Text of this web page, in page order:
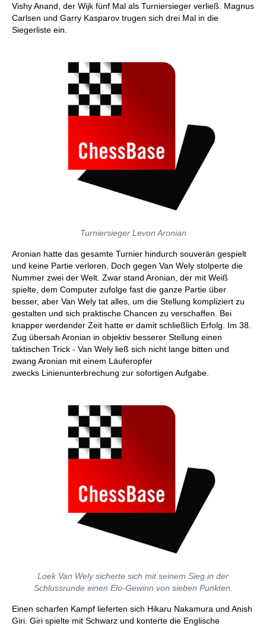
Vishy Anand, der Wijk fünf Mal als Turniersieger verließ. Magnus
Carlsen und Garry Kasparov trugen sich drei Mal in die
Siegerliste ein.
Turniersieger Levon Aronian
Aronian hatte das gesamte Turnier hindurch souverän gespielt
und keine Partie verloren. Doch gegen Van Wely stolperte die
Nummer zwei der Welt. Zwar stand Aronian, der mit Weiß
spielte, dem Computer zufolge fast die ganze Partie über
besser, aber Van Wely tat alles, um die Stellung kompliziert zu
gestalten und sich praktische Chancen zu verschaffen. Bei
knapper werdender Zeit hatte er damit schließlich Erfolg. Im 38.
Zug übersah Aronian in objektiv besserer Stellung einen
taktischen Trick - Van Wely ließ sich nicht lange bitten und
zwang Aronian mit einem Läuferopfer
zwecks Linienunterbrechung zur sofortigen Aufgabe.
Loek Van Wely sicherte sich mit seinem Sieg in der
Schlussrunde einen Elo-Gewinn von sieben Punkten.
Einen scharfen Kampf lieferten sich Hikaru Nakamura und Anish
Giri. Giri spielte mit Schwarz und konterte die Englische